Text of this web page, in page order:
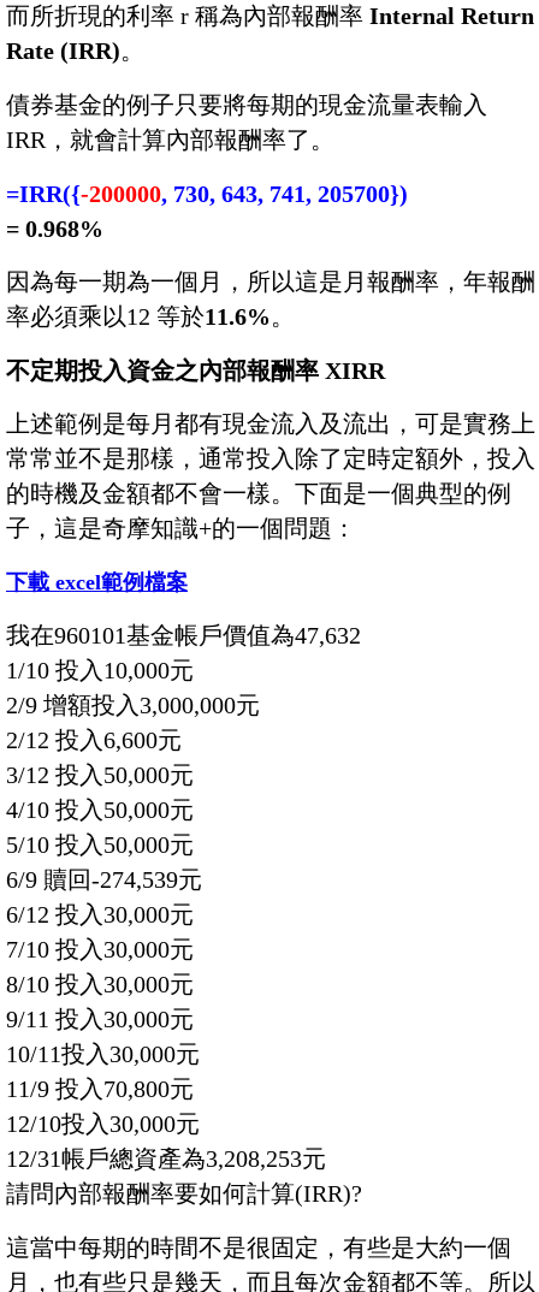
而所折現的利率 r 稱為內部報酬率 Internal Return
Rate (IRR)。
債券基金的例子只要將每期的現金流量表輸入
IRR，就會計算內部報酬率了。
=IRR({-200000, 730, 643, 741, 205700})
= 0.968%
因為每一期為一個月，所以這是月報酬率，年報酬
率必須乘以12 等於11.6%。
不定期投入資金之內部報酬率 XIRR
上述範例是每月都有現金流入及流出，可是實務上
常常並不是那樣，通常投入除了定時定額外，投入
的時機及金額都不會一樣。下面是一個典型的例
子，這是奇摩知識+的一個問題：
下載 excel範例檔案
我在960101基金帳戶價值為47,632
1/10 投入10,000元
2/9 增額投入3,000,000元
2/12 投入6,600元
3/12 投入50,000元
4/10 投入50,000元
5/10 投入50,000元
6/9 贖回-274,539元
6/12 投入30,000元
7/10 投入30,000元
8/10 投入30,000元
9/11 投入30,000元
10/11投入30,000元
11/9 投入70,800元
12/10投入30,000元
12/31帳戶總資產為3,208,253元
請問內部報酬率要如何計算(IRR)?
這當中每期的時間不是很固定，有些是大約一個
月，也有些只是幾天，而且每次金額都不等。所以